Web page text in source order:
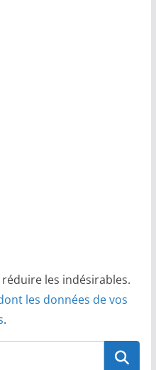
les indésirables.
les données de vos
.